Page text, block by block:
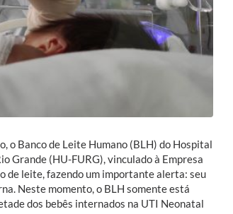
o Banco de Leite Humano (BLH) do Hospital
Grande (HU-FURG), vinculado à Empresa
de leite, fazendo um importante alerta: seu
Neste momento, o BLH somente está
dos bebês internados na UTI Neonatal